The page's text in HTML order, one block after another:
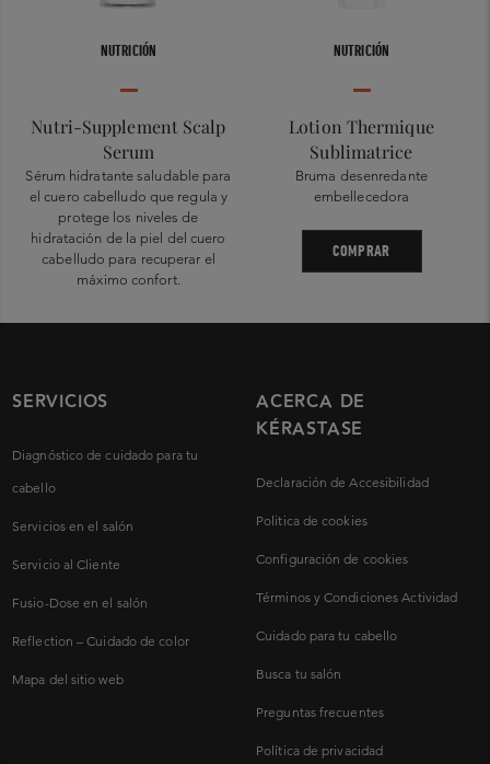
NUTRICIÓN
Nutri-Supplement Scalp
Serum
Sérum hidratante saludable para
el cuero cabelludo que regula y
protege los niveles de
hidratación de la piel del cuero
cabelludo para recuperar el
máximo confort.
NUTRICIÓN
Lotion Thermique
Sublimatrice
Bruma desenredante
embellecedora
COMPRAR
SERVICIOS
Diagnóstico de cuidado para tu
cabello
Servicios en el salón
Servicio al Cliente
Fusio-Dose en el salón
Reflection – Cuidado de color
Mapa del sitio web
ACERCA DE
KÉRASTASE
Declaración de Accesibilidad
Politica de cookies
Configuración de cookies
Términos y Condiciones Actividad
Cuidado para tu cabello
Busca tu salón
Preguntas frecuentes
Política de privacidad